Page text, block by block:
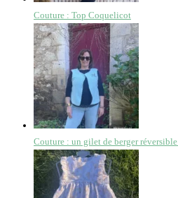
Couture : Top Coquelicot
Couture : un gilet de berger réversible